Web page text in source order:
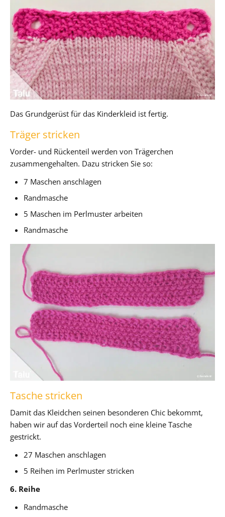
Das Grundgerüst für das Kinderkleid ist fertig.
Träger stricken
Vorder- und Rückenteil werden von Trägerchen
zusammengehalten. Dazu stricken Sie so:
7 Maschen anschlagen
Randmasche
5 Maschen im Perlmuster arbeiten
Randmasche
Tasche stricken
Damit das Kleidchen seinen besonderen Chic bekommt,
haben wir auf das Vorderteil noch eine kleine Tasche
gestrickt.
27 Maschen anschlagen
5 Reihen im Perlmuster stricken
6. Reihe
Randmasche